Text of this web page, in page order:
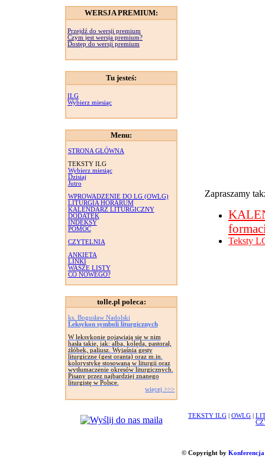
WERSJA PREMIUM:
Przejdź do wersji premium
Czym jest wersja premium?
Dostęp do wersji premium
Tu jesteś:
ILG
Wybierz miesiąc
Menu:
STRONA GŁÓWNA
TEKSTY ILG
Wybierz miesiąc
Dzisiaj
Jutro
WPROWADZENIE DO LG (OWLG)
LITURGIA HORARUM
KALENDARZ LITURGICZNY
DODATEK
INDEKSY
POMOC
CZYTELNIA
ANKIETA
LINKI
WASZE LISTY
CO NOWEGO?
tolle.pl poleca:
ks. Bogusław Nadolski
Leksykon symboli liturgicznych
W leksykonie pojawiają się w nim
hasła takie, jak: alba, kolęda, pastorał,
żłóbek, paliusz. Wyjaśnia gesty
liturgiczne (gest oranta) oraz m.in.
kolorystykę stosowaną w liturgii oraz
wytłumaczenie okresów liturgicznych.
Pisany przez najbardziej znanego
liturgistę w Polsce.
więcej >>>
Zapraszamy
Teksty
TEKSTY ILG OWLG
© Copyright by Konferencja